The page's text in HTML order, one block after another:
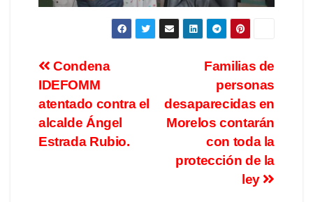
Familias de
personas
desaparecidas en
Morelos contarán
con toda la
protección de la
ley
Condena
IDEFOMM
atentado contra el
alcalde Ángel
Estrada Rubio.